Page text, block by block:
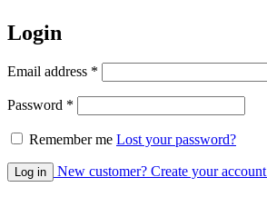
Login
Email address *
Password *
Remember me Lost your password?
Log in New customer? Create your account